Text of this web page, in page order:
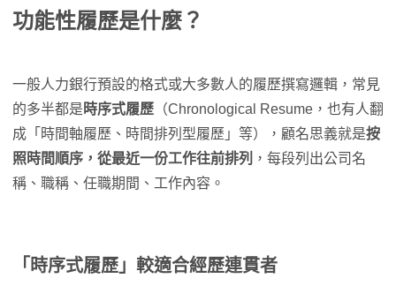
功能性履歷是什麼？
一般人力銀行預設的格式或大多數人的履歷撰寫邏輯，常見
的多半都是 時序式履歷 （Chronological Resume，也有人翻
成「時間軸履歷、時間排列型履歷」等），顧名思義就是按
照時間順序，從最近一份工作往前排列 ，每段列出公司名
稱、職稱、任職期間、工作內容。
「時序式履歷」較適合經歷連貫者